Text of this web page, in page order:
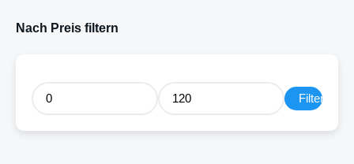
Nach Preis filtern
Filter